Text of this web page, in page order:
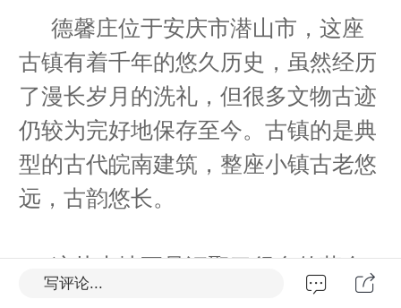
德馨庄位于安庆市潜山市，这座
古镇有着千年的悠久历史，虽然经历
了漫长岁月的洗礼，但很多文物古迹
仍较为完好地保存至今。古镇的是典
型的古代皖南建筑，整座小镇古老悠
远，古韵悠长。
这片土地更是汇聚了很多的革命
烈士和学问大家，悠久的历史加之古
写评论...